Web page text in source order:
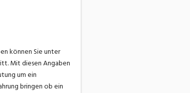
können Sie unter
Mit diesen Angaben
um ein
bringen ob ein